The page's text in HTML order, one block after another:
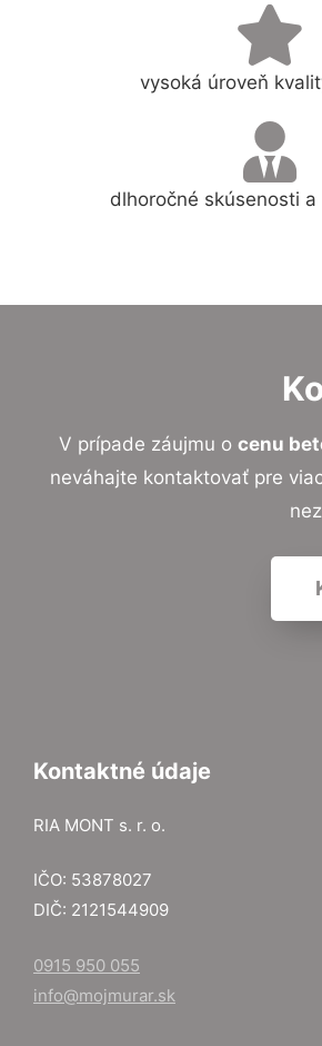
vysoká úroveň
dlhoročné skúsenosti
V prípade záujmu o cenu
neváhajte kontaktovať pre
Kontaktné údaje
RIA MONT s. r. o.
IČO: 53878027
DIČ: 2121544909
0915 950 055
info@mojmurar.sk